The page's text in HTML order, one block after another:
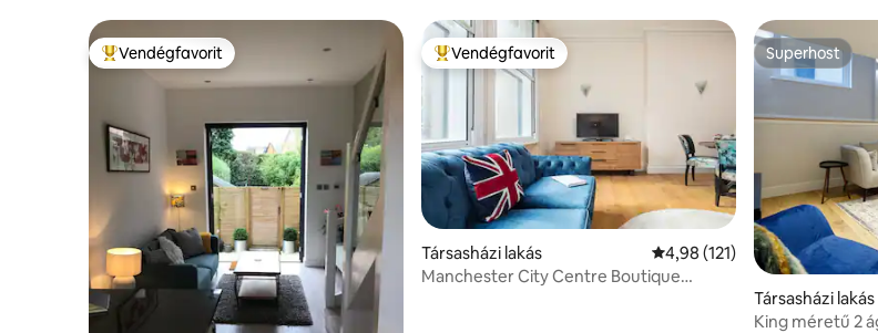
Kiemelt vendégfavorit
Vendégfavorit Kiemelt vendégfavorit
Vendégfavorit
Társasházi lakás Átlagos értékelés: 5/4,98,
4,98 (121)
Manchester City Centre Boutique
Superhost
Superhost
Társasházi lakás
King méretű 2